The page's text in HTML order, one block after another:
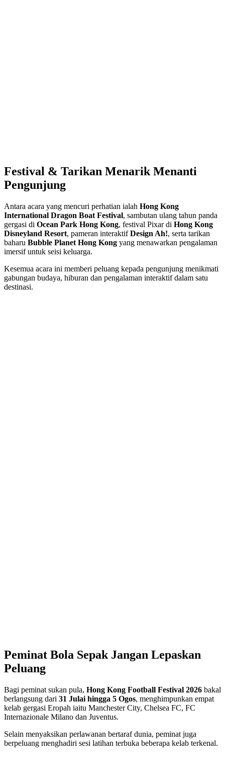
Festival & Tarikan Menarik Menanti
Pengunjung
Antara acara yang mencuri perhatian ialah Hong Kong
International Dragon Boat Festival, sambutan ulang tahun panda
gergasi di Ocean Park Hong Kong, festival Pixar di Hong Kong
Disneyland Resort, pameran interaktifDesign Ah!, serta tarikan
baharu Bubble Planet Hong Kong yang menawarkan pengalaman
imersif untuk seisi keluarga.
Kesemua acara ini memberi peluang kepada pengunjung menikmati
gabungan budaya, hiburan dan pengalaman interaktif dalam satu
destinasi.
Peminat Bola Sepak Jangan Lepaskan
Peluang
Bagi peminat sukan pula, Hong Kong Football Festival 2026 bakal
berlangsung dari 31 Julai hingga 5 Ogos, menghimpunkan empat
kelab gergasi Eropah iaitu Manchester City, Chelsea FC, FC
Internazionale Milano dan Juventus.
Selain menyaksikan perlawanan bertaraf dunia, peminat juga
berpeluang menghadiri sesi latihan terbuka beberapa kelab terkenal.